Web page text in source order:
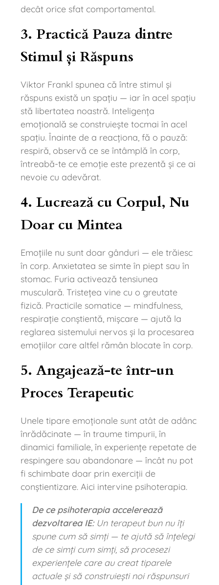
decât orice sfat comportamental.
3. Practică Pauza dintre
Stimul și Răspuns
Viktor Frankl spunea că între stimul și
răspuns există un spațiu — iar în acel spațiu
stă libertatea noastră. Inteligența
emoțională se construiește tocmai în acel
spațiu. Înainte de a reacționa, fă o pauză:
respiră, observă ce se întâmplă în corp,
întreabă-te ce emoție este prezentă și ce ai
nevoie cu adevărat.
4. Lucrează cu Corpul, Nu
Doar cu Mintea
Emoțiile nu sunt doar gânduri — ele trăiesc
în corp. Anxietatea se simte în piept sau în
stomac. Furia activează tensiunea
musculară. Tristețea vine cu o greutate
fizică. Practicile somatice — mindfulness,
respirație conștientă, mișcare — ajută la
reglarea sistemului nervos și la procesarea
emoțiilor care altfel rămân blocate în corp.
5. Angajează-te într-un
Proces Terapeutic
Unele tipare emoționale sunt atât de adânc
înrădăcinate — în traume timpurii, în
dinamici familiale, în experiențe repetate de
respingere sau abandonare — încât nu pot
fi schimbate doar prin exerciții de
conștientizare. Aici intervine psihoterapia.
De ce psihoterapia accelerează
dezvoltarea IE:Un terapeut bun nu îți
spune cum să simți — te ajută să înțelegi
de ce simți cum simți, să procesezi
experiențele care au creat tiparele
actuale și să construiești noi răspunsuri